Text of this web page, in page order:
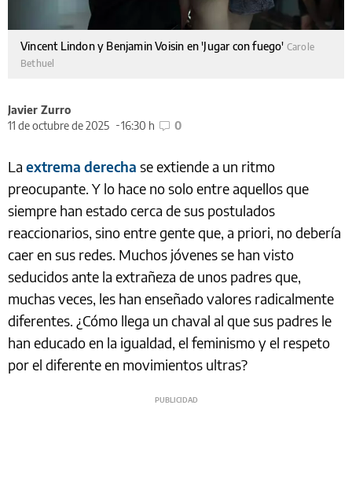
Vincent Lindon y Benjamin Voisin en 'Jugar con fuego' Carole
Bethuel
Javier Zurro
11 de octubre de 2025
16:30 h 0
La extrema derecha se extiende a un ritmo
preocupante. Y lo hace no solo entre aquellos que
siempre han estado cerca de sus postulados
reaccionarios, sino entre gente que, a priori, no debería
caer en sus redes. Muchos jóvenes se han visto
seducidos ante la extrañeza de unos padres que,
muchas veces, les han enseñado valores radicalmente
diferentes. ¿Cómo llega un chaval al que sus padres le
han educado en la igualdad, el feminismo y el respeto
por el diferente en movimientos ultras?